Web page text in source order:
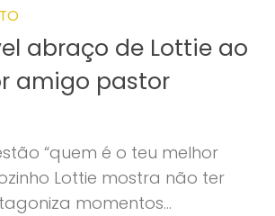
abraço de Lottie ao
amigo pastor
“quem é o teu melhor
Lottie mostra não ter
momentos...